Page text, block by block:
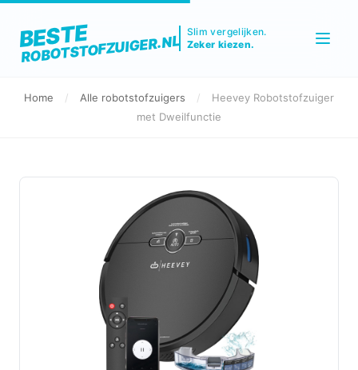
BESTE
ROBOTSTOFZUIGER.NL
Slim vergelijken.
Zeker kiezen.
Home / Alle robotstofzuigers /
Heevey Robotstofzuiger
met Dweilfunctie